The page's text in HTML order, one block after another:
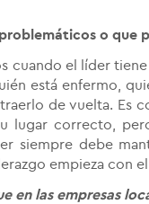
o que
cuando el líder
está enfermo,
de vuelta. Es
lugar correcto,
siempre debe
empieza con
en las empresas